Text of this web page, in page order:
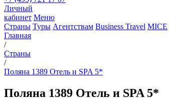
Личный
кабинет Меню
Страны Туры Агентствам Business Travel MICE
Главная
/
Страны
/
Поляна 1389 Отель и SPA 5*
Поляна 1389 Отель и SPA 5*